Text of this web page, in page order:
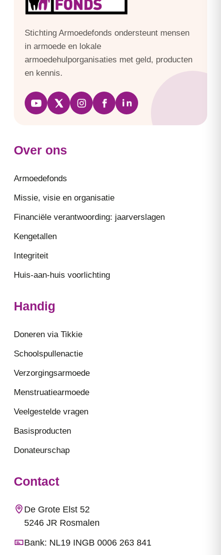
Stichting Armoedefonds ondersteunt mensen
in armoede en lokale
armoedehulporganisaties met geld, producten
en kennis.
Over ons
Armoedefonds
Missie, visie en organisatie
Financiële verantwoording: jaarverslagen
Kengetallen
Integriteit
Huis-aan-huis voorlichting
Handig
Doneren via Tikkie
Schoolspullenactie
Verzorgingsarmoede
Menstruatiearmoede
Veelgestelde vragen
Basisproducten
Donateurschap
Contact
De Grote Elst 52
5246 JR Rosmalen
Bank: NL19 INGB 0006 263 841